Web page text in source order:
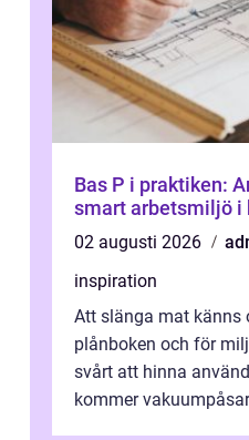
Bas P i praktiken:
smart arbetsmiljö i
02 augusti 2026
inspiration
Att slänga mat känns
plånboken och för
svårt att hinna
kommer